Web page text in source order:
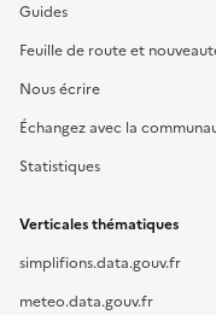
Guides
Feuille de route et
Nous écrire
Échangez avec la
Statistiques
Verticales thématiques
simplifions.data.gouv.fr
meteo.data.gouv.fr